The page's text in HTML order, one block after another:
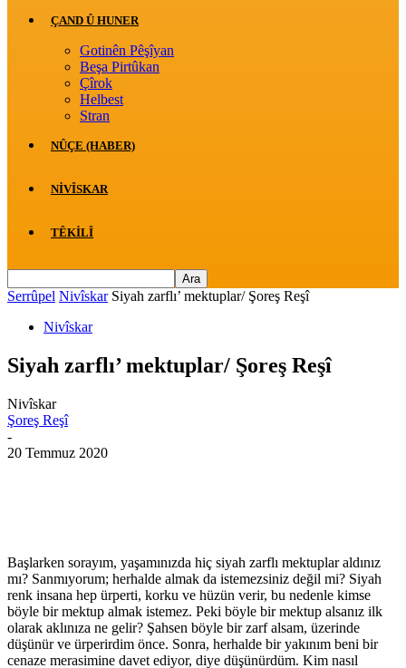
ÇAND Û HUNER
Gotinên Pêşîyan
Beşa Pirtûkan
Çîrok
Helbest
Stran
NÛÇE (HABER)
NIVÎSKAR
TÊKILÎ
Serrûpel Nivîskar Siyah zarflı’ mektuplar/ Şoreş Reşî
Nivîskar
Siyah zarflı’ mektuplar/ Şoreş Reşî
Nivîskar
Şoreş Reşî
-
20 Temmuz 2020
Başlarken sorayım, yaşamınızda hiç siyah zarflı mektuplar aldınız
mı? Sanmıyorum; herhalde almak da istemezsiniz değil mi? Siyah
renk insana hep ürperti, korku ve hüzün verir, bu nedenle kimse
böyle bir mektup almak istemez. Peki böyle bir mektup alsanız ilk
olarak aklınıza ne gelir? Şahsen böyle bir zarf alsam, üzerinde
düşünür ve ürperirdim önce. Sonra, herhalde bir yakınım beni bir
cenaze merasimine davet ediyor, diye düşünürdüm. Kim nasıl